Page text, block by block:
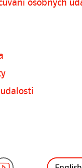
osobných